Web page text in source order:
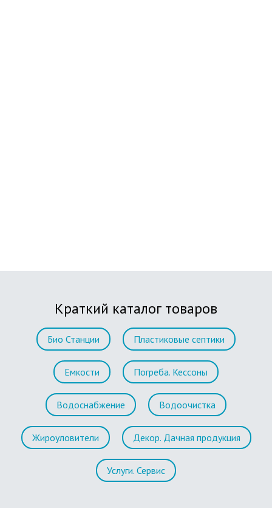
Краткий каталог товаров
Био Станции Пластиковые септики
Емкости Погреба. Кессоны
Водоснабжение Водоочистка
Жироуловители Декор. Дачная продукция
Услуги. Сервис